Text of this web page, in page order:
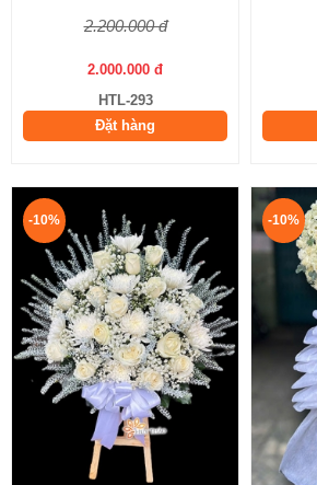
2.200.000 đ
2.000.000 đ
HTL-293
Đặt hàng
-10% -10%